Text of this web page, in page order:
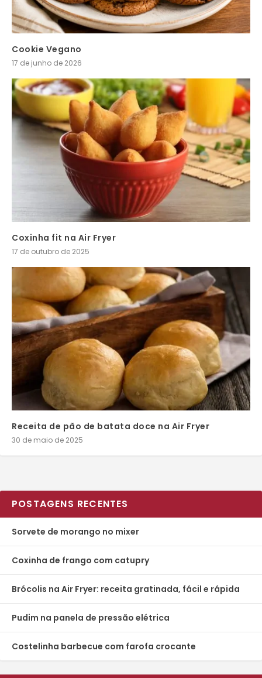
Cookie Vegano
17 de junho de 2026
Coxinha fit na Air Fryer
17 de outubro de 2025
Receita de pão de batata doce na Air Fryer
30 de maio de 2025
POSTAGENS RECENTES
Sorvete de morango no mixer
Coxinha de frango com catupry
Brócolis na Air Fryer: receita gratinada, fácil e rápida
Pudim na panela de pressão elétrica
Costelinha barbecue com farofa crocante